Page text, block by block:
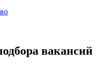
вакансий